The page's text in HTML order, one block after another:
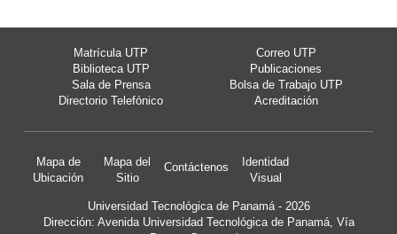
Matrícula UTP
Correo UTP
Biblioteca UTP
Publicaciones
Sala de Prensa
Bolsa de Trabajo UTP
Directorio Telefónico
Acreditación
Mapa de
Ubicación
Mapa del
Sitio
Contáctenos
Identidad
Visual
Universidad Tecnológica de Panamá - 2026
Dirección: Avenida Universidad Tecnológica de Panamá, Vía